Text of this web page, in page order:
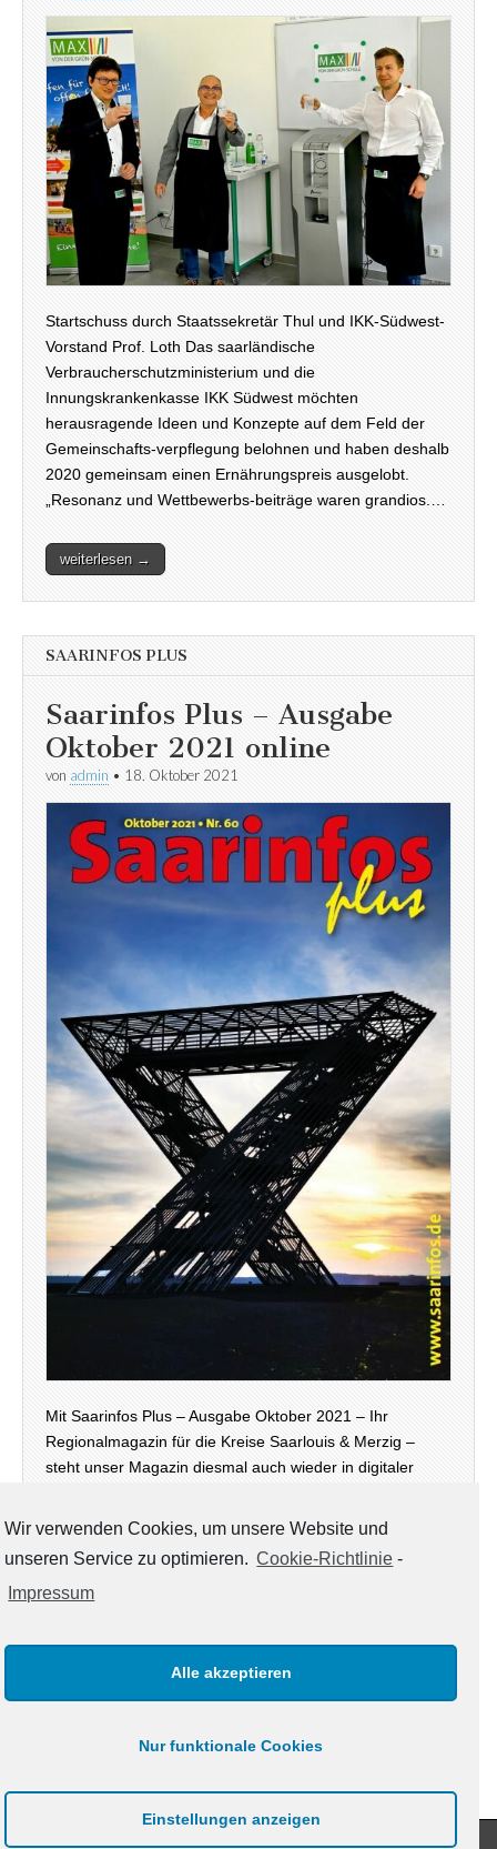
Startschuss durch Staatssekretär Thul und IKK-Südwest-
Vorstand Prof. Loth Das saarländische
Verbraucherschutzministerium und die
Innungskrankenkasse IKK Südwest möchten
herausragende Ideen und Konzepte auf dem Feld der
Gemeinschafts-verpflegung belohnen und haben deshalb
2020 gemeinsam einen Ernährungspreis ausgelobt.
„Resonanz und Wettbewerbs-beiträge waren grandios.…
weiterlesen →
SAARINFOS PLUS
Saarinfos Plus – Ausgabe
Oktober 2021 online
von admin • 18. Oktober 2021
Mit Saarinfos Plus – Ausgabe Oktober 2021 – Ihr
Regionalmagazin für die Kreise Saarlouis & Merzig –
steht unser Magazin diesmal auch wieder in digitaler
öffentlichen Stellen in den Landkreisen zur Mitnahme…
Copyright © 2021www.saarinfos.de. All Rights Reserved.
Wir verwenden Cookies, um unsere Website und
unseren Service zu optimieren. Cookie-Richtlinie -
Impressum
Alle akzeptieren
Nur funktionale Cookies
Einstellungen anzeigen